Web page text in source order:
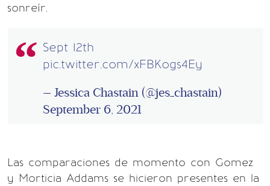
sonreír.
Sept 12th
pic.twitter.com/xFBKogs4Ey
— Jessica Chastain (@jes_chastain)
September 6, 2021
Las comparaciones de momento con Gomez
y Morticia Addams se hicieron presentes en la